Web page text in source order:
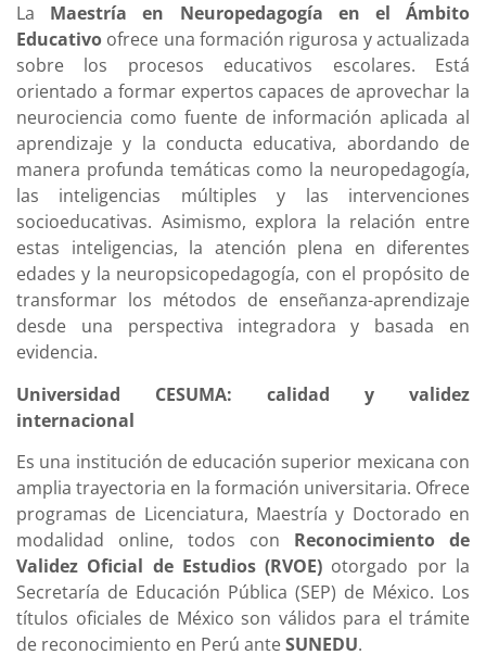
La Maestría en Neuropedagogía en el Ámbito
Educativo ofrece una formación rigurosa y actualizada
sobre los procesos educativos escolares. Está
orientado a formar expertos capaces de aprovechar la
neurociencia como fuente de información aplicada al
aprendizaje y la conducta educativa, abordando de
manera profunda temáticas como la neuropedagogía,
las inteligencias múltiples y las intervenciones
socioeducativas. Asimismo, explora la relación entre
estas inteligencias, la atención plena en diferentes
edades y la neuropsicopedagogía, con el propósito de
transformar los métodos de enseñanza-aprendizaje
desde una perspectiva integradora y basada en
evidencia.
Universidad CESUMA: calidad y validez
internacional
Es una institución de educación superior mexicana con
amplia trayectoria en la formación universitaria. Ofrece
programas de Licenciatura, Maestría y Doctorado en
modalidad online, todos con Reconocimiento de
Validez Oficial de Estudios (RVOE) otorgado por la
Secretaría de Educación Pública (SEP) de México. Los
títulos oficiales de México son válidos para el trámite
de reconocimiento en Perú anteSUNEDU.